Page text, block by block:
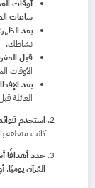
أوقات
ساعات
بعد الظهر
نشاطك.
قبل
الأوقات
بعد
العائلة
استخدم
كانت متعلقة
حدد أهدافًا
القرآن يوميًا،